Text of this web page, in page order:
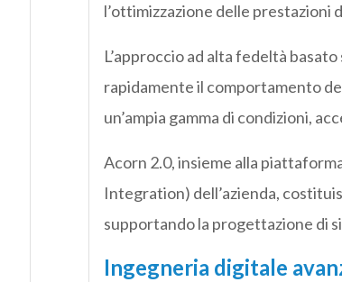
l’ottimizzazione delle prestazioni
L’approccio ad alta fedeltà
rapidamente il comportamento
un’ampia gamma di condizioni,
Acorn 2.0, insieme alla
Integration) dell’azienda,
supportando la progettazione di
Ingegneria digitale